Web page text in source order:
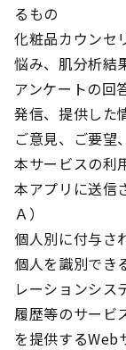
るもの
化粧品カウンセ
悩み、肌分析結
アンケートの回
発信、提供した
ご意見、ご要望
本サービスの利
本アプリに送信
Ａ）
個人別に付与さ
個人を識別でき
レーションシス
履歴等のサービ
を提供するWeb